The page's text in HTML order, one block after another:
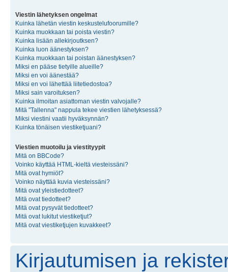
Viestin lähetyksen ongelmat
Kuinka lähetän viestin keskustelufoorumille?
Kuinka muokkaan tai poista viestin?
Kuinka lisään allekirjoutksen?
Kuinka luon äänestyksen?
Kuinka muokkaan tai poistan äänestyksen?
Miksi en pääse tietyille alueille?
Miksi en voi äänestää?
Miksi en voi lähettää liitetiedostoa?
Miksi sain varoituksen?
Kuinka ilmoitan asiattoman viestin valvojalle?
Mitä "Tallenna" nappula tekee viestien lähetyksessä?
Miksi viestini vaatii hyväksynnän?
Kuinka tönäisen viestiketjuani?
Viestien muotoilu ja viestityypit
Mitä on BBCode?
Voinko käyttää HTML-kieltä viesteissäni?
Mitä ovat hymiöt?
Voinko näyttää kuvia viesteissäni?
Mitä ovat yleistiedotteet?
Mitä ovat tiedotteet?
Mitä ovat pysyvät tiedotteet?
Mitä ovat lukitut viestiketjut?
Mitä ovat viestiketjujen kuvakkeet?
Kirjautumisen ja